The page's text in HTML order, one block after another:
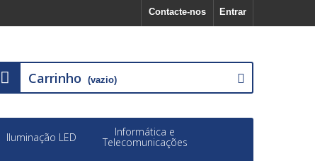
Entrar
Contacte-nos
Carrinho (vazio)
Iluminação LED Informática e
Telecomunicações